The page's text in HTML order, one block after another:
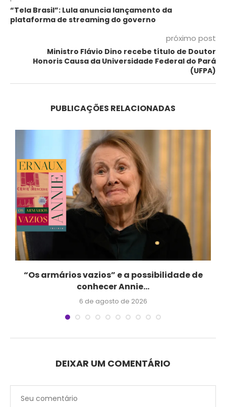
“Tela Brasil”: Lula anuncia lançamento da
plataforma de streaming do governo
próximo post
Ministro Flávio Dino recebe título de Doutor
Honoris Causa da Universidade Federal do Pará
(UFPA)
PUBLICAÇÕES RELACIONADAS
“Os armários vazios” e a possibilidade de
conhecer Annie...
6 de agosto de 2026
DEIXAR UM COMENTÁRIO